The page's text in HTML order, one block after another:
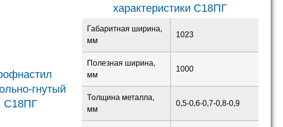
гнутый
С18ПГ
характеристики С18ПГ
Габаритная ширина,
мм
1023
Полезная ширина,
мм
1000
Толщина металла,
мм
0,5-0,6-0,7-0,8-0,9